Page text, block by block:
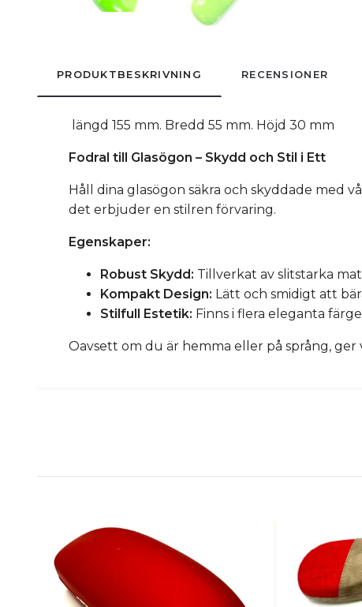
PRODUKTBESKRIVNING RECENSIONER
längd 155 mm. Bredd 55 mm. Höjd 30 mm
Fodral till Glasögon – Skydd och Stil i Ett
Håll dina glasögon säkra och skyddade med
det erbjuder en stilren förvaring.
Egenskaper:
Robust Skydd: Tillverkat av slitstarka
Kompakt Design: Lätt och smidigt att
Stilfull Estetik: Finns i flera eleganta
Oavsett om du är hemma eller på språng,